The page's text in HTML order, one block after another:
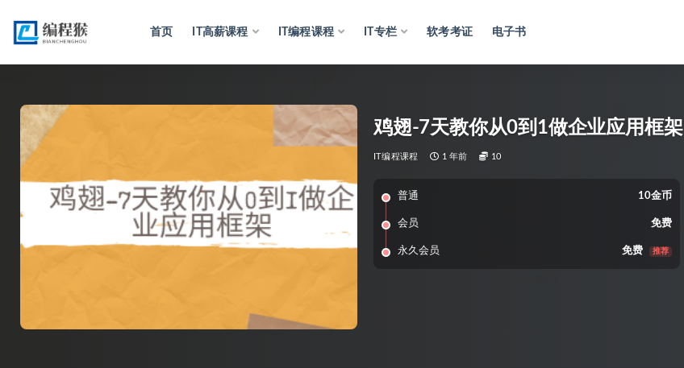
首页 IT高薪课程 IT编程课程 IT专栏 软考考证 电子书
鸡翅-7天教你从0到1做企业应用框架
IT编程课程 1 年前 10
普通 10金币
会员 免费
永久会员 免费 推荐